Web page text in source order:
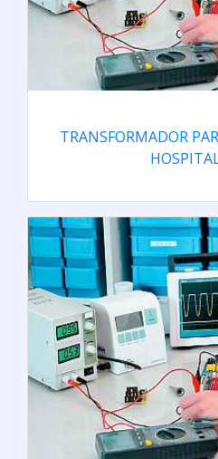
TRANSFORMADOR